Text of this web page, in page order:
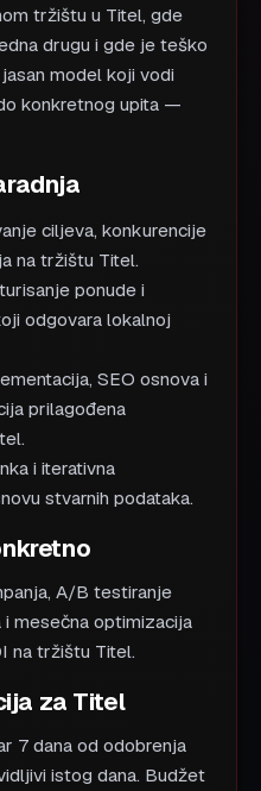
tržištu u Titel, gde
drugu i gde je teško
model koji vodi
konkretnog upita —
ciljeva, konkurencije
na tržištu Titel.
ponude i
odgovara lokalnoj
SEO osnova i
prilagođena
i iterativna
stvarnih podataka.
A/B testiranje
mesečna optimizacija
na tržištu Titel.
za Titel
7 dana od odobrenja
istog dana. Budžet